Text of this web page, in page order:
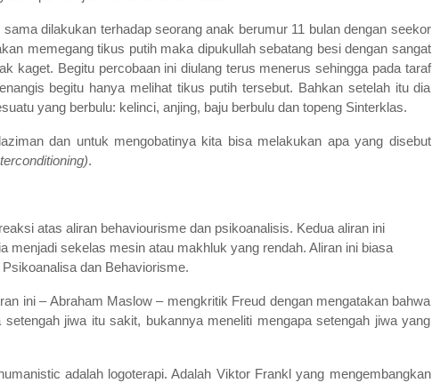
dilakukan terhadap seorang anak berumur 11 bulan dengan seekor
memegang tikus putih maka dipukullah sebatang besi dengan sangat
kaget. Begitu percobaan ini diulang terus menerus sehingga pada taraf
begitu hanya melihat tikus putih tersebut. Bahkan setelah itu dia
yang berbulu: kelinci, anjing, baju berbulu dan topeng Sinterklas.
dan untuk mengobatinya kita bisa melakukan apa yang disebut
.
atas aliran behaviourisme dan psikoanalisis. Kedua aliran ini
menjadi sekelas mesin atau makhluk yang rendah. Aliran ini biasa
dan Behaviorisme.
ini – Abraham Maslow – mengkritik Freud dengan mengatakan bahwa
setengah jiwa itu sakit, bukannya meneliti mengapa setengah jiwa yang
adalah logoterapi. Adalah Viktor Frankl yang mengembangkan